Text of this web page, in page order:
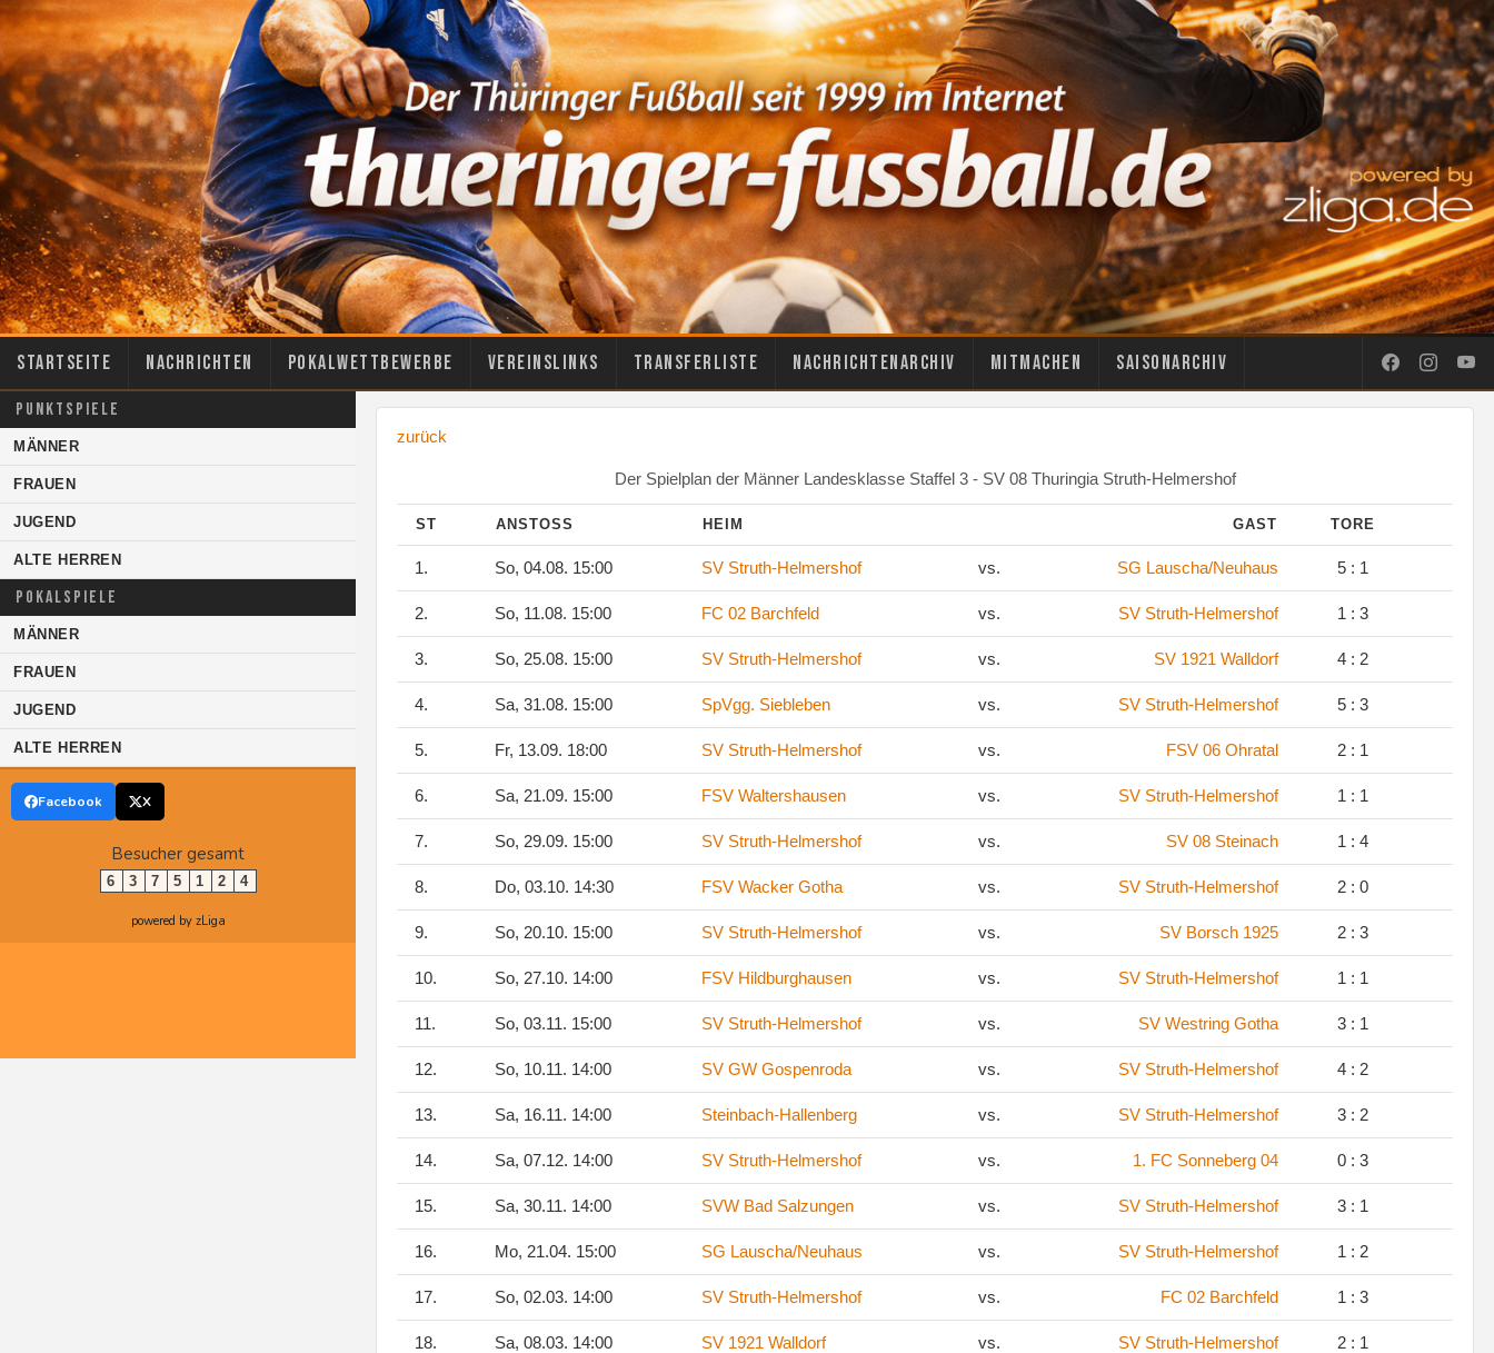
Startseite Nachrichten Pokalwettbewerbe Vereinslinks Transferliste Nachrichtenarchiv Mitmachen Saisonarchiv
PUNKTSPIELE
MÄNNER
FRAUEN
JUGEND
ALTE HERREN
POKALSPIELE
MÄNNER
FRAUEN
JUGEND
ALTE HERREN
Facebook X
Besucher gesamt
6 3 7 5 1 2 4
powered by zLiga
zurück
Der Spielplan der Männer Landesklasse Staffel 3 - SV 08 Thuringia Struth-Helmershof
ST ANSTOSS HEIM GAST TORE
1. So, 04.08. 15:00 SV Struth-Helmershof vs. SG Lauscha/Neuhaus 5 : 1
2. So, 11.08. 15:00 FC 02 Barchfeld vs. SV Struth-Helmershof 1 : 3
3. So, 25.08. 15:00 SV Struth-Helmershof vs. SV 1921 Walldorf 4 : 2
4. Sa, 31.08. 15:00 SpVgg. Siebleben vs. SV Struth-Helmershof 5 : 3
5. Fr, 13.09. 18:00 SV Struth-Helmershof vs. FSV 06 Ohratal 2 : 1
6. Sa, 21.09. 15:00 FSV Waltershausen vs. SV Struth-Helmershof 1 : 1
7. So, 29.09. 15:00 SV Struth-Helmershof vs. SV 08 Steinach 1 : 4
8. Do, 03.10. 14:30 FSV Wacker Gotha vs. SV Struth-Helmershof 2 : 0
9. So, 20.10. 15:00 SV Struth-Helmershof vs. SV Borsch 1925 2 : 3
10. So, 27.10. 14:00 FSV Hildburghausen vs. SV Struth-Helmershof 1 : 1
11. So, 03.11. 15:00 SV Struth-Helmershof vs. SV Westring Gotha 3 : 1
12. So, 10.11. 14:00 SV GW Gospenroda vs. SV Struth-Helmershof 4 : 2
13. Sa, 16.11. 14:00 Steinbach-Hallenberg vs. SV Struth-Helmershof 3 : 2
14. Sa, 07.12. 14:00 SV Struth-Helmershof vs. 1. FC Sonneberg 04 0 : 3
15. Sa, 30.11. 14:00 SVW Bad Salzungen vs. SV Struth-Helmershof 3 : 1
16. Mo, 21.04. 15:00 SG Lauscha/Neuhaus vs. SV Struth-Helmershof 1 : 2
17. So, 02.03. 14:00 SV Struth-Helmershof vs. FC 02 Barchfeld 1 : 3
18. Sa, 08.03. 14:00 SV 1921 Walldorf vs. SV Struth-Helmershof 2 : 1